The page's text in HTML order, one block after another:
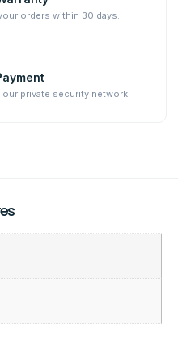
orders within 30 days.
private security network.